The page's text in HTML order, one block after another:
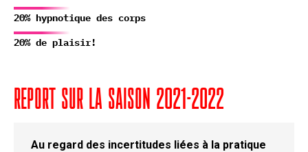
20% hypnotique des corps
20% de plaisir!
REPORT SUR LA SAISON 2021-2022
Au regard des incertitudes liées à la pratique